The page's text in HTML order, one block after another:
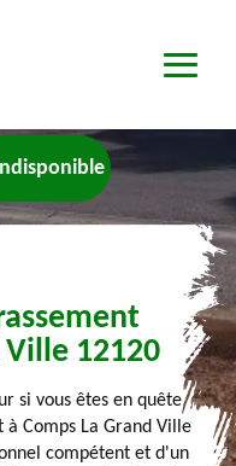
Ville 12120
si vous êtes en quête
Comps La Grand Ville
compétent et d'un